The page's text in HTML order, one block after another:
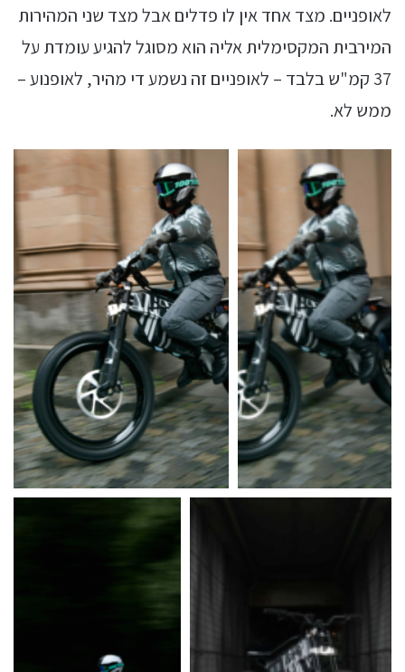
לאופניים. מצד אחד אין לו פדלים אבל מצד שני המהירות
המירבית המקסימלית אליה הוא מסוגל להגיע עומדת על
37 קמ"ש בלבד – לאופניים זה נשמע די מהיר, לאופנוע –
ממש לא.